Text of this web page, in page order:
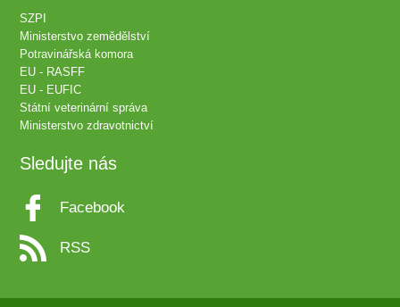
SZPI
Ministerstvo zemědělství
Potravinářská komora
EU - RASFF
EU - EUFIC
Státní veterinární správa
Ministerstvo zdravotnictví
Sledujte nás
Facebook
RSS